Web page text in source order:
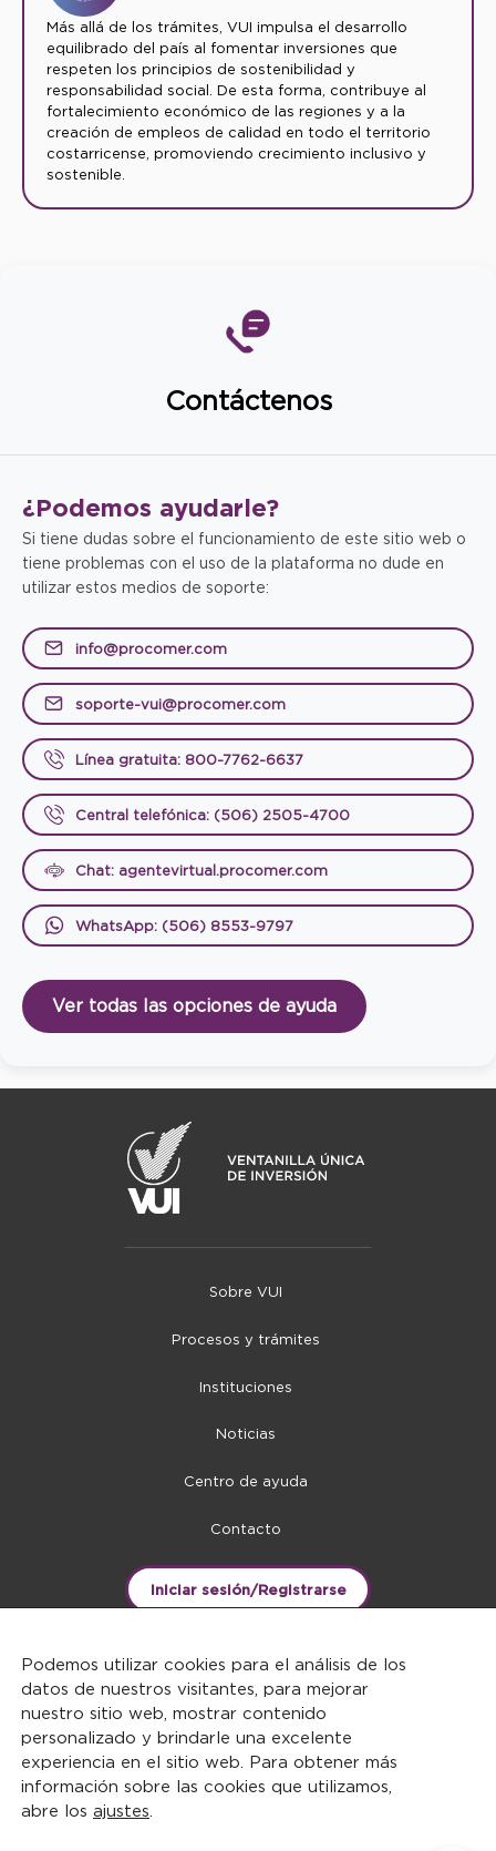
Más allá de los trámites, VUI impulsa el desarrollo
equilibrado del país al fomentar inversiones que
respeten los principios de sostenibilidad y
responsabilidad social. De esta forma, contribuye al
fortalecimiento económico de las regiones y a la
creación de empleos de calidad en todo el territorio
costarricense, promoviendo crecimiento inclusivo y
sostenible.
Contáctenos
¿Podemos ayudarle?
Si tiene dudas sobre el funcionamiento de este sitio web o
tiene problemas con el uso de la plataforma no dude en
utilizar estos medios de soporte:
info@procomer.com
soporte-vui@procomer.com
Línea gratuita: 800-7762-6637
Central telefónica: (506) 2505-4700
Chat: agentevirtual.procomer.com
WhatsApp: (506) 8553-9797
Ver todas las opciones de ayuda
Sobre VUI
Procesos y trámites
Instituciones
Noticias
Centro de ayuda
Contacto
Iniciar sesión/Registrarse
DERECHOS RESERVADOS ©2026
Podemos utilizar cookies para el análisis de los
datos de nuestros visitantes, para mejorar
nuestro sitio web, mostrar contenido
personalizado y brindarle una excelente
experiencia en el sitio web. Para obtener más
información sobre las cookies que utilizamos,
abre los ajustes.